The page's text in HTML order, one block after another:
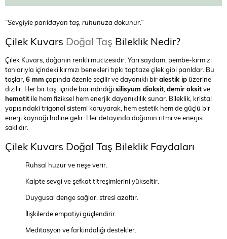
“Sevgiyle parıldayan taş, ruhunuza dokunur.”
Çilek Kuvars Doğal Taş Bileklik Nedir?
Çilek Kuvars, doğanın renkli mucizesidir. Yarı saydam, pembe-kırmızı
tonlarıyla içindeki kırmızı benekleri tıpkı taptaze çilek gibi parıldar. Bu
taşlar,6 mm çapında özenle seçilir ve dayanıklı biralestik ip üzerine
dizilir. Her bir taş, içinde barındırdığı silisyum dioksit,demir oksitve
hematit ile hem fiziksel hem enerjik dayanıklılık sunar. Bileklik, kristal
yapısındaki trigonal sistemi koruyarak, hem estetik hem de güçlü bir
enerji kaynağı haline gelir. Her detayında doğanın ritmi ve enerjisi
saklıdır.
Çilek Kuvars Doğal Taş Bileklik Faydaları
Ruhsal huzur ve neşe verir.
Kalpte sevgi ve şefkat titreşimlerini yükseltir.
Duygusal denge sağlar, stresi azaltır.
İlişkilerde empatiyi güçlendirir.
Meditasyon ve farkındalığı destekler.